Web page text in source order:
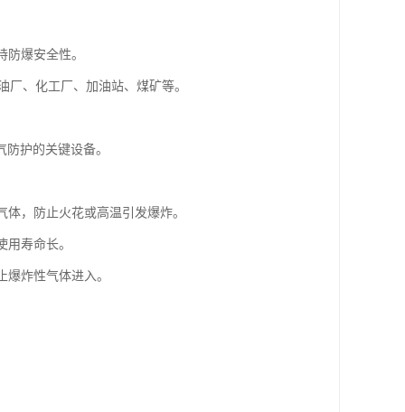
爆安全性。
、化工厂、加油站、煤矿等。
护的关键设备。
，防止火花或高温引发爆炸。
寿命长。
炸性气体进入。